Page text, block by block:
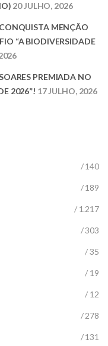
20 JULHO, 2026
MENÇÃO
“A BIODIVERSIDADE
PREMIADA NO
2026”! 17 JULHO, 2026
/ 140
/ 189
/ 1.217
/ 303
/ 35
/ 19
/ 12
/ 278
/ 131